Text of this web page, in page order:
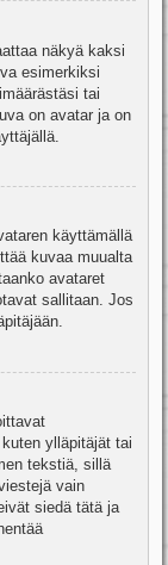
näkyä kaksi
esimerkiksi
tai
on avatar ja on
käyttämällä
kuvaa muualta
avataret
sallitaan. Jos
ylläpitäjät tai
tekstiä, sillä
vain
siedä tätä ja